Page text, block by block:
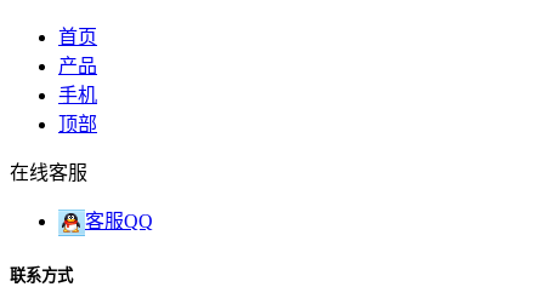
首页
产品
手机
顶部
在线客服
客服QQ
联系方式